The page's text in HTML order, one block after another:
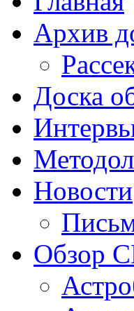
Архив
Доска
Новости
Обзор